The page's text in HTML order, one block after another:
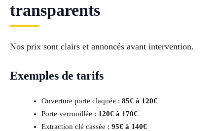
transparents
Nos prix sont clairs et annoncés avant intervention.
Exemples de tarifs
Ouverture porte claquée : 85€ à 120€
Porte verrouillée : 120€ à 170€
Extraction clé cassée : 95€ à 140€